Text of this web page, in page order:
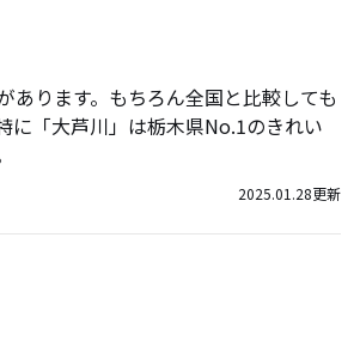
あります。もちろん全国と比較しても
に「大芦川」は栃木県No.1のきれい
2025.01.28更新